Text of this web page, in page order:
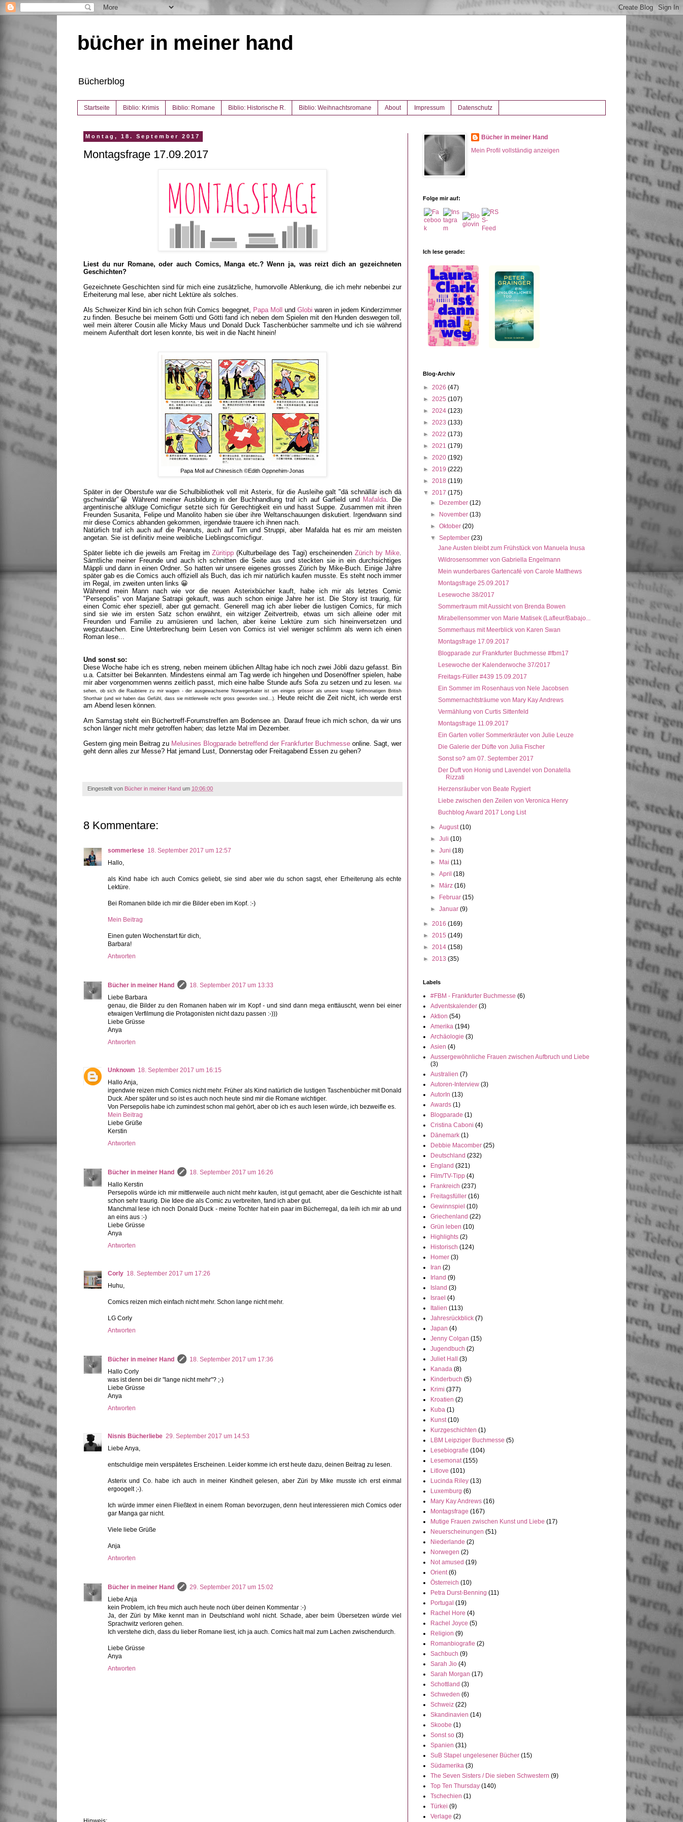
bücher in meiner hand
Bücherblog
Startseite Biblio: Krimis Biblio: Romane Biblio: Historische R. Biblio: Weihnachtsromane About Impressum Datenschutz
Montag, 18. September 2017
Montagsfrage 17.09.2017
Liest du nur Romane, oder auch Comics, Manga etc.? Wenn ja, was reizt dich an gezeichneten
Geschichten?
Gezeichnete Geschichten sind für mich eine zusätzliche, humorvolle Ablenkung, die ich mehr nebenbei zur
Erheiterung mal lese, aber nicht Lektüre als solches.
Als Schweizer Kind bin ich schon früh Comics begegnet, Papa Moll und Globi waren in jedem Kinderzimmer
zu finden. Besuche bei meinem Gotti und Götti fand ich neben dem Spielen mit den Hunden deswegen toll,
weil mein älterer Cousin alle Micky Maus und Donald Duck Taschenbücher sammelte und ich sie während
meinem Aufenthalt dort lesen konnte, bis weit in die Nacht hinein!
Papa Moll auf Chinesisch ©Edith Oppnehim-Jonas
Später in der Oberstufe war die Schulbibliothek voll mit Asterix, für die Ausleihe galt "dä schnällär isch dä
gschwindär" 😀 Während meiner Ausbildung in der Buchhandlung traf ich auf Garfield und Mafalda . Die
argentinische altkluge Comicfigur setzte sich für Gerechtigkeit ein und hasst Suppe. Zusammen mit ihren
Freunden Susanita, Felipe und Manolito haben sie über ihre Weltanschauungen diskutiert. Irgendwann sind
mir diese Comics abhanden gekommen, irgendwie trauere ich ihnen nach.
Natürlich traf ich auch auf die Peanuts, auch auf Tim und Struppi, aber Mafalda hat es mir am meisten
angetan. Sie ist definitiv meine weibliche Lieblingscomicfigur.
Später liebte ich die jeweils am Freitag imZüritipp (Kulturbeilage des Tagi) erscheinendenZürich by Mike
Sämtliche meiner Freunde und auch ich schnitten die Seite aus und steckten sie in ein durchsichtiges
Mäppli und dann in einen Ordner. So hatten wir unsere eigenes grosses Zürich by Mike-Buch. Einige Jahre
später gab es die Comics auch offiziell als Buch, das ich mir natürlich kaufen musste. Es steht noch immer
im Regal, im zweiten unten links 😀
Während mein Mann nach wie vor die neuen Asterixbücher kauft, habe ich mir als letztes Comic
"Persepolis" von Marjane Satrapi gekauft, was auch schon einige Jahre her ist. Die Story ist traurig, für
einen Comic eher speziell, aber gut gemacht. Generell mag ich aber lieber die lustigen Comics, für mich
sind sie wie im ersten Satz schon erwähnt, ein witziger Zeitvertreib, etwas um sich alleine oder mit
Freunden und Familie zu amüsieren und lachen, aber keine Lektüre zum sich hineinversetzen und
wegzutauchen. Eine Unterbrechung beim Lesen von Comics ist viel weniger schlimm als wenn ich einen
Roman lese...
Und sonst so:
Diese Woche habe ich es streng, neben meinem üblichen Alltag habe ich noch zwei Jöbli dazu gefasst. Bin
u.a. Catsitter bei Bekannten. Mindestens einmal am Tag werde ich hingehen und Dosenöffner spielen, habe
mir aber vorgenommen wenns zeitlich passt, mich eine halbe Stunde aufs Sofa zu setzen und zu lesen.
Mal
sehen, ob sich die Raubtiere zu mir wagen - der ausgewachsene Norwegerkater ist um einiges grösser als unsere knapp fünfmonatigen British
Shorthair (und wir haben das Gefühl, dass sie mittlerweile recht gross geworden sind...).
Heute reicht die Zeit nicht, ich werde erst
am Abend lesen können.
Am Samstag steht ein Büchertreff-Forumstreffen am Bodensee an. Darauf freue ich mich schon, da wir uns
schon länger nicht mehr getroffen haben; das letzte Mal im Dezember.
Gestern ging mein Beitrag zu Melusines Blogparade betreffend der Frankfurter Buchmesse online. Sagt, wer
geht denn alles zur Messe? Hat jemand Lust, Donnerstag oder Freitagabend Essen zu gehen?
Eingestellt von Bücher in meiner Hand um 10:06:00
8 Kommentare:
sommerlese 18. September 2017 um 12:57
Hallo,
als Kind habe ich auch Comics geliebt, sie sind aber wie du schon sagst, eher Erheiterung als echte
Lektüre.
Bei Romanen bilde ich mir die Bilder eben im Kopf. :-)
Mein Beitrag
Einen guten Wochenstart für dich,
Barbara!
Antworten
Bücher in meiner Hand
18. September 2017 um 13:33
Liebe Barbara
genau, die Bilder zu den Romanen haben wir im Kopf - und sind dann mega enttäuscht, wenn bei einer
etwaigen Verfilmung die Protagonisten nicht dazu passen :-)))
Liebe Grüsse
Anya
Antworten
Unknown 18. September 2017 um 16:15
Hallo Anja,
irgendwie reizen mich Comics nicht mehr. Früher als Kind natürlich die lustigen Taschenbücher mit Donald
Duck. Aber später und so ist es auch noch heute sind mir die Romane wichtiger.
Von Persepolis habe ich zumindest schon mal gehört, aber ob ich es auch lesen würde, ich bezweifle es.
Mein Beitrag
Liebe Grüße
Kerstin
Antworten
Bücher in meiner Hand
18. September 2017 um 16:26
Hallo Kerstin
Persepolis würde ich mir mittlerweile auch nicht mehr kaufen, ist gut gemacht, aber die Geschichte ist halt
schon sehr traurig. Die Idee die als Comic zu verbreiten, fand ich aber gut.
Manchmal lese ich noch Donald Duck - meine Tochter hat ein paar im Bücherregal, da leih ich mir ab und
an eins aus :-)
Liebe Grüsse
Anya
Antworten
Corly 18. September 2017 um 17:26
Huhu,
Comics reizen mich einfach nicht mehr. Schon lange nicht mehr.
LG Corly
Antworten
Bücher in meiner Hand
18. September 2017 um 17:36
Hallo Corly
was ist denn bei dir "lange nicht mehr"? ;-)
Liebe Grüsse
Anya
Antworten
Nisnis Bücherliebe 29. September 2017 um 14:53
Liebe Anya,
entschuldige mein verspätetes Erscheinen. Leider komme ich erst heute dazu, deinen Beitrag zu lesen.
Asterix und Co. habe ich auch in meiner Kindheit gelesen, aber Züri by Mike musste ich erst einmal
ergoogelt ;-).
Ich würde immer einen Fließtext in einem Roman bevorzugen, denn heut interessieren mich Comics oder
gar Manga gar nicht.
Viele liebe Grüße
Anja
Antworten
Bücher in meiner Hand
29. September 2017 um 15:02
Liebe Anja
kein Problem, ich freu mich auch heute noch über deinen Kommentar :-)
Ja, der Züri by Mike kennt man in Deutschland wohl nicht. Schade, aber beim Übersetzen würde viel
Sprachwitz verloren gehen.
Ich verstehe dich, dass du lieber Romane liest, ich ja auch. Comics halt mal zum Lachen zwischendurch.
Liebe Grüsse
Anya
Antworten
Bücher in meiner Hand
Mein Profil vollständig anzeigen
Folge mir auf:
Ich lese gerade:
Blog-Archiv
► 2026 (47)
► 2025 (107)
► 2024 (123)
► 2023 (133)
► 2022 (173)
► 2021 (179)
► 2020 (192)
► 2019 (222)
► 2018 (119)
▼ 2017 (175)
►
Dezember(12)
►
November(13)
►Oktober(20)
▼September(23)
Jane Austen bleibt zum Frühstück von Manuela Inusa
Wildrosensommer von Gabriella Engelmann
Mein wunderbares Gartencafé von Carole Matthews
Montagsfrage 25.09.2017
Lesewoche 38/2017
Sommertraum mit Aussicht von Brenda Bowen
Mirabellensommer von Marie Matisek (Lafleur/Babajo...
Sommerhaus mit Meerblick von Karen Swan
Montagsfrage 17.09.2017
Blogparade zur Frankfurter Buchmesse #fbm17
Lesewoche der Kalenderwoche 37/2017
Freitags-Füller #439 15.09.2017
Ein Sommer im Rosenhaus von Nele Jacobsen
Sommernachtsträume von Mary Kay Andrews
Vermählung von Curtis Sittenfeld
Montagsfrage 11.09.2017
Ein Garten voller Sommerkräuter von Julie Leuze
Die Galerie der Düfte von Julia Fischer
Sonst so? am 07. September 2017
Der Duft von Honig und Lavendel von Donatella
Rizzati
Herzensräuber von Beate Rygiert
Liebe zwischen den Zeilen von Veronica Henry
Buchblog Award 2017 Long List
►August(10)
►Juli(10)
►Juni(18)
►
Mai(11)
►April(18)
►
März(16)
►
Februar(15)
►Januar(9)
► 2016 (169)
► 2015 (149)
► 2014 (158)
► 2013 (35)
Labels
#FBM - Frankfurter Buchmesse (6)
Adventskalender (3)
Aktion (54)
Amerika (194)
Archäologie (3)
Asien (4)
Aussergewöhnliche Frauen zwischen Aufbruch und Liebe
(3)
Australien (7)
Autoren-Interview (3)
AutorIn (13)
Awards (1)
Blogparade (1)
Cristina Caboni (4)
Dänemark (1)
Debbie Macomber (25)
Deutschland (232)
England (321)
Film/TV-Tipp (4)
Frankreich (237)
Freitagsfüller (16)
Gewinnspiel (10)
Griechenland (22)
Grün leben (10)
Highlights (2)
Historisch (124)
Homer (3)
Iran (2)
Irland (9)
Island (3)
Israel (4)
Italien (113)
Jahresrückblick (7)
Japan (4)
Jenny Colgan (15)
Jugendbuch (2)
Juliet Hall
(3)
Kanada (8)
Kinderbuch (5)
Krimi (377)
Kroatien (2)
Kuba (1)
Kunst (10)
Kurzgeschichten (1)
LBM Leipziger Buchmesse (5)
Lesebiografie (104)
Lesemonat (155)
Litlove (101)
Lucinda Riley (13)
Luxemburg (6)
Mary Kay Andrews (16)
Montagsfrage (167)
Mutige Frauen zwischen Kunst und Liebe (17)
Neuerscheinungen (51)
Niederlande (2)
Norwegen (2)
Not amused (19)
Orient (6)
Österreich (10)
Petra Durst-Benning (11)
Portugal (19)
Rachel Hore (4)
Rachel Joyce (5)
Religion (9)
Romanbiografie (2)
Sachbuch (9)
Sarah Jio (4)
Sarah Morgan (17)
Schottland (3)
Schweden (6)
Schweiz (22)
Skandinavien (14)
Skoobe (1)
Sonst so (3)
Spanien (31)
SuB Stapel ungelesener Bücher (15)
Südamerika (3)
The Seven Sisters / Die sieben Schwestern (9)
Top Ten Thursday (140)
Tschechien (1)
Türkei (9)
Verlage (2)